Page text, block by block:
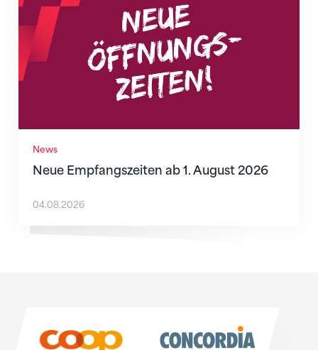
News
Neue Empfangszeiten ab 1. August 2026
04.08.2026